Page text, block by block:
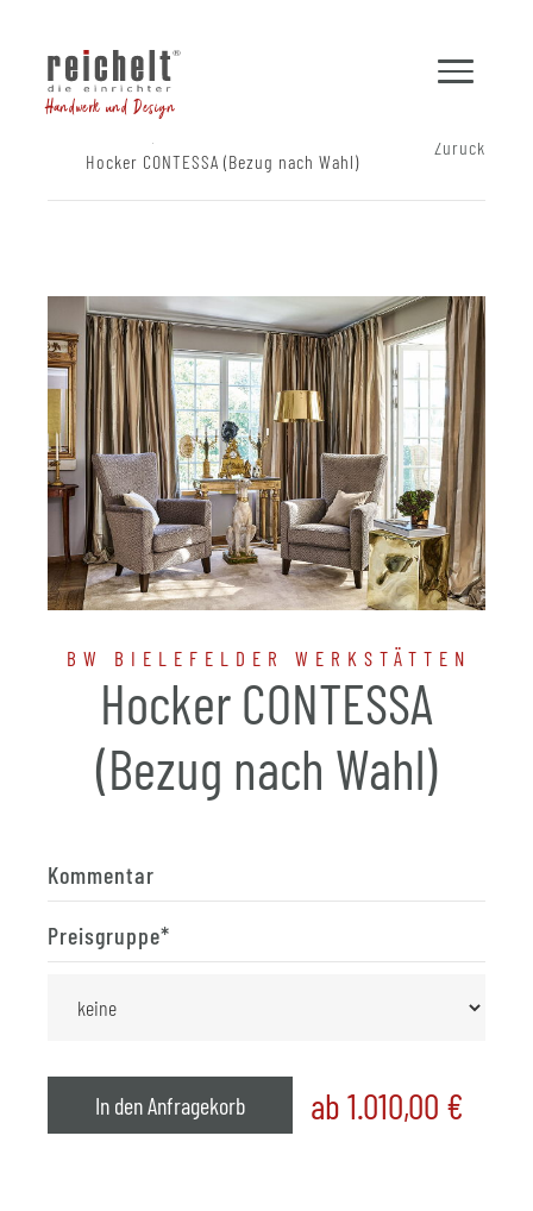
Handwerk und Design
Hocker CONTESSA (Bezug nach Wahl)
Zurück
BW BIELEFELDER WERKSTÄTTEN
Hocker CONTESSA
(Bezug nach Wahl)
Kommentar
Preisgruppe*
In den Anfragekorb ab 1.010,00 €